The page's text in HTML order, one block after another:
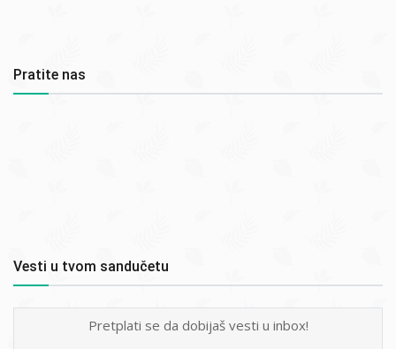
Pratite nas
Vesti u tvom sandučetu
Pretplati se da dobijaš vesti u inbox!